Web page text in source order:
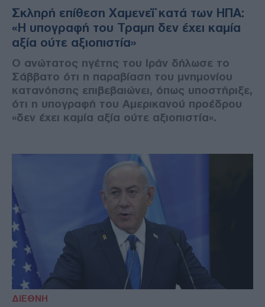
Σκληρή επίθεση Χαμενεΐ κατά των ΗΠΑ:
«Η υπογραφή του Τραμπ δεν έχει καμία
αξία ούτε αξιοπιστία»
Ο ανώτατος ηγέτης του Ιράν δήλωσε το
Σάββατο ότι η παραβίαση του μνημονίου
κατανόησης επιβεβαιώνει, όπως υποστήριξε,
ότι η υπογραφή του Αμερικανού προέδρου
«δεν έχει καμία αξία ούτε αξιοπιστία».
ΔΙΕΘΝΗ